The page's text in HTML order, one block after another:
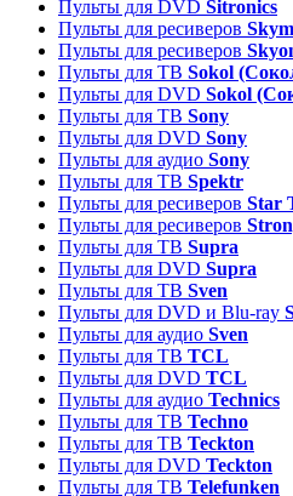
Пульты для DVD Sitronics
Пульты для ресиверов
Пульты для ресиверов
Пульты для ТВ Sokol
Пульты для DVD Sokol
Пульты для ТВ Sony
Пульты для DVD Sony
Пульты для аудио Sony
Пульты для ТВ Spektr
Пульты для ресиверов Star
Пульты для ресиверов
Пульты для ТВ Supra
Пульты для DVD Supra
Пульты для ТВ Sven
Пульты для DVD и Blu-ray
Пульты для аудио Sven
Пульты для ТВ TCL
Пульты для DVD TCL
Пульты для аудио Technics
Пульты для ТВ Techno
Пульты для ТВ Teckton
Пульты для DVD Teckton
Пульты для ТВ Telefunken